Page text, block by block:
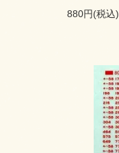
880円(税込)